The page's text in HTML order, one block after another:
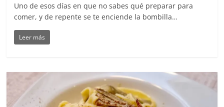
Uno de esos días en que no sabes qué preparar para
comer, y de repente se te enciende la bombilla…
Leer más